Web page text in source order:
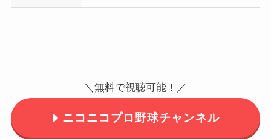
＼無料で視聴可能！／
ニコニコプロ野球チャンネル